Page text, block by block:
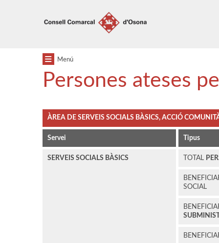
Menú
Persones ateses
ÀREA DE SERVEIS SOCIALS BÀSICS, ACCIÓ
Servei Tipus
SERVEIS SOCIALS BÀSICS TOTAL
SOCIAL